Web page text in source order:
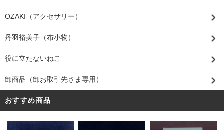
OZAKI（アクセサリー）
丹羽裕美子（布小物）
役に立たないねこ
卸商品（卸お取引先さま専用）
おすすめ商品